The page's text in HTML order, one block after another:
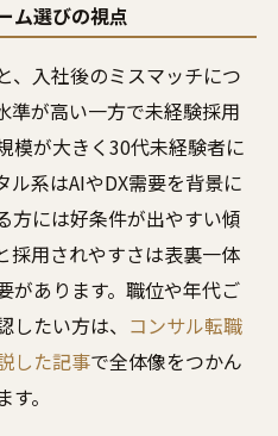
ム選びの視点
、入社後のミスマッチにつ
準が高い一方で未経験採用
模が大きく30代未経験者に
系はAIやDX需要を背景に
方には好条件が出やすい傾
採用されやすさは表裏一体
があります。職位や年代ご
したい方は、 コンサル転職
した記事で全体像をつかん
。